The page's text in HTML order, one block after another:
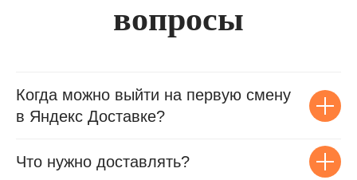
вопросы
Когда можно выйти на первую смену
в Яндекс Доставке?
Что нужно доставлять?